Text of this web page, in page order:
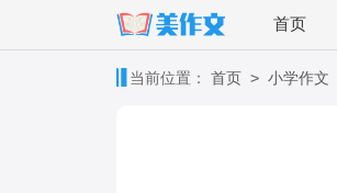
首页
当前位置： 首页 > 小学作文